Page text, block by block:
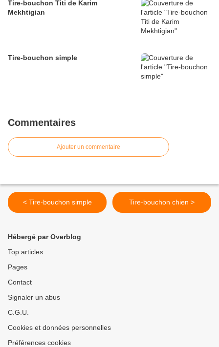
Tire-bouchon Titi de Karim
Mekhtigian
Tire-bouchon simple
Commentaires
Ajouter un commentaire
< Tire-bouchon simple Tire-bouchon chien >
Hébergé par Overblog
Top articles
Pages
Contact
Signaler un abus
C.G.U.
Cookies et données personnelles
Préférences cookies